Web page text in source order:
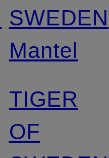
SWEDEN
Mantel
TIGER
OF